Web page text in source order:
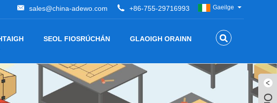
+86-755-29716993
sales@china-adewo.com Gaeilge
SEOL FIOSRÚCHÁN GLAOIGH ORAINN